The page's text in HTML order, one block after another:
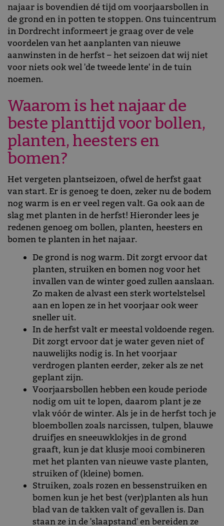
najaar is bovendien dé tijd om voorjaarsbollen in
de grond en in potten te stoppen. Ons tuincentrum
in Dordrecht informeert je graag over de vele
voordelen van het aanplanten van nieuwe
aanwinsten in de herfst – het seizoen dat wij niet
voor niets ook wel 'de tweede lente' in de tuin
noemen.
Waarom is het najaar de
beste planttijd voor bollen,
planten, heesters en
bomen?
Het vergeten plantseizoen, ofwel de herfst gaat
van start. Er is genoeg te doen, zeker nu de bodem
nog warm is en er veel regen valt. Ga ook aan de
slag met planten in de herfst! Hieronder lees je
redenen genoeg om bollen, planten, heesters en
bomen te planten in het najaar.
De grond is nog warm. Dit zorgt ervoor dat
planten, struiken en bomen nog voor het
invallen van de winter goed zullen aanslaan.
Zo maken de alvast een sterk wortelstelsel
aan en lopen ze in het voorjaar ook weer
sneller uit.
In de herfst valt er meestal voldoende regen.
Dit zorgt ervoor dat je water geven niet of
nauwelijks nodig is. In het voorjaar
verdrogen planten eerder, zeker als ze net
geplant zijn.
Voorjaarsbollen hebben een koude periode
nodig om uit te lopen, daarom plant je ze
vlak vóór de winter. Als je in de herfst toch je
bloembollen zoals narcissen, tulpen, blauwe
druifjes en sneeuwklokjes in de grond
graaft, kun je dat klusje mooi combineren
met het planten van nieuwe vaste planten,
struiken of (kleine) bomen.
Struiken, zoals rozen en bessenstruiken en
bomen kun je het best (ver)planten als hun
blad van de takken valt of gevallen is. Dan
staan ze in de 'slaapstand' en bereiden ze